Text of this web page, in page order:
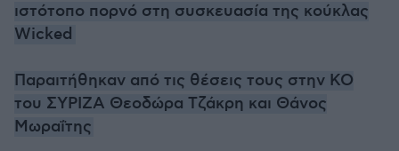
ιστότοπο πορνό στη συσκευασία της κούκλας
Wicked
Παραιτήθηκαν από τις θέσεις τους στην ΚΟ
του ΣΥΡΙΖΑ Θεοδώρα Τζάκρη και Θάνος
Μωραΐτης